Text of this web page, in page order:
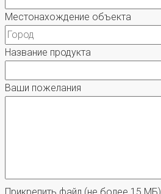
Местонахождение объекта
Название продукта
Ваши пожелания